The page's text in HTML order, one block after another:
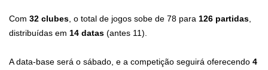
Com 32 clubes , o total de jogos sobe de 78 para 126 partidas
distribuídas em 14 datas (antes 11).
A data-base será o sábado, e a competição seguirá oferecendo 4